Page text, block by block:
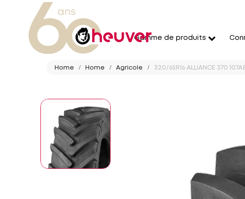
Gamme de produits
Home Home Agricole 320/65R16 ALLIANCE 370